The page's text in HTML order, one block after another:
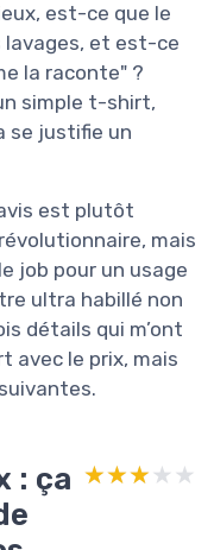
est-ce que le
et est-ce
la raconte" ?
simple t-shirt,
se justifie un
est plutôt
mais
job pour un usage
ultra habillé non
détails qui m’ont
avec le prix, mais
: ça ★★★★★
★★★★★